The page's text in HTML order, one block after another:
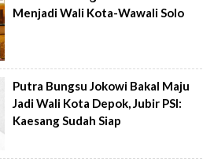
Menjadi Wali Kota-Wawali Solo
Putra Bungsu Jokowi Bakal Maju
Jadi Wali Kota Depok, Jubir PSI:
Kaesang Sudah Siap